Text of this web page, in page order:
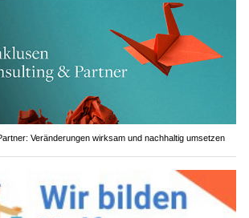
Veränderungen wirksam und nachhaltig umsetzen